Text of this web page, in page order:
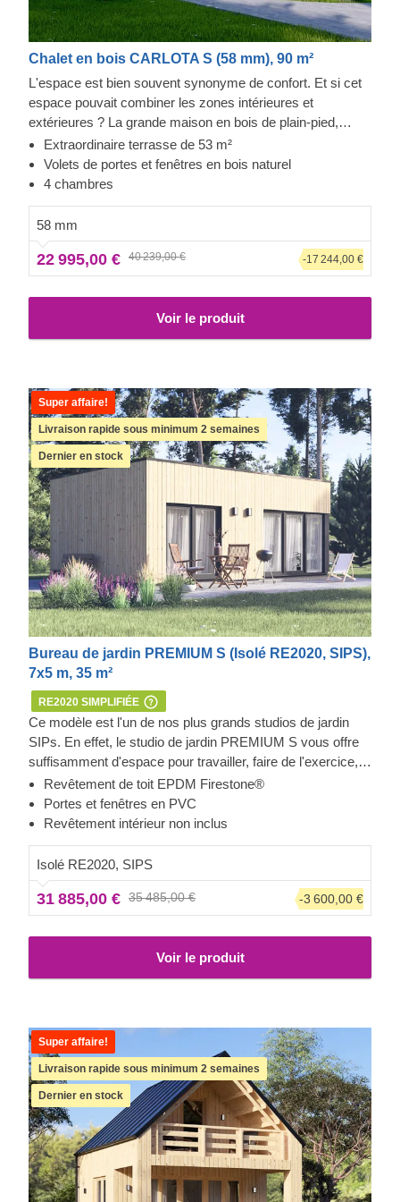
Chalet en bois CARLOTA S (58 mm), 90 m²
L'espace est bien souvent synonyme de confort. Et si cet
espace pouvait combiner les zones intérieures et
extérieures ? La grande maison en bois de plain-pied,
CARLOTA S, avec sa terrasse couverte entourant la
structure, pourrait devenir la maison de vacances familiale
de vos rêves ou servir de résidence secondaire élégante.
vous instantanément en paix.
Extraordinaire terrasse de 53 m²
Volets de portes et fenêtres en bois naturel
4 chambres
58 mm
22 995,00 € 40 239,00 € -17 244,00 €
Voir le produit
Super affaire!
Livraison rapide sous minimum 2 semaines
Dernier en stock
Bureau de jardin PREMIUM S (Isolé RE2020, SIPS),
7x5 m, 35 m²
RE2020 SIMPLIFIÉE
Ce modèle est l'un de nos plus grands studios de jardin
SIPs. En effet, le studio de jardin PREMIUM S vous offre
suffisamment d'espace pour travailler, faire de l'exercice,
pratiquer votre hobby... ou même réunir tout ça dans un
seul endroit. Sa construction au style moderne et solide,
ses nombreuses et larges fenêtres recouvrant sa façade
pièce architecturale désirée par tous.
le prix de ce modèle n'inclut pas le revêtement
intérieur.
Revêtement de toit EPDM Firestone®
Portes et fenêtres en PVC
Revêtement intérieur non inclus
Isolé RE2020, SIPS
31 885,00 € 35 485,00 € -3 600,00 €
Voir le produit
Super affaire!
Livraison rapide sous minimum 2 semaines
Dernier en stock